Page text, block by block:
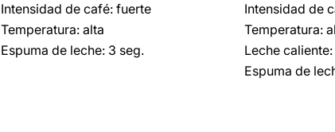
Intensidad de café: fuerte
Temperatura: alta
Espuma de leche: 3 seg.
Intensidad de
Temperatura:
Leche
Espuma de